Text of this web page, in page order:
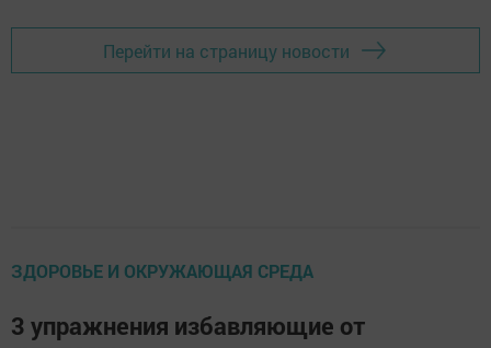
Перейти на страницу новости
ЗДОРОВЬЕ И ОКРУЖАЮЩАЯ СРЕДА
3 упражнения избавляющие от